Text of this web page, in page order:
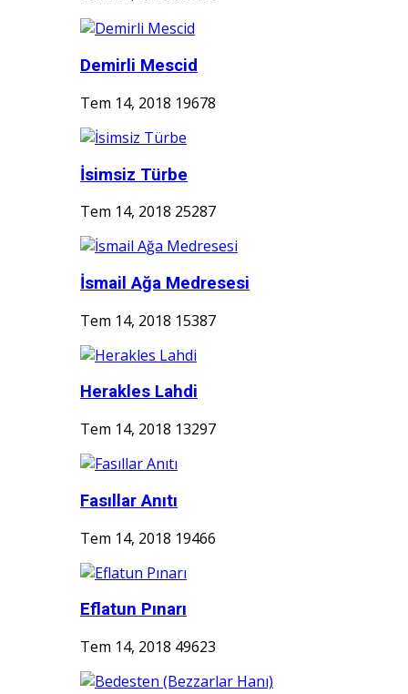
Demirli Mescid
Tem 14, 2018 19678
İsimsiz Türbe
Tem 14, 2018 25287
İsmail Ağa Medresesi
Tem 14, 2018 15387
Herakles Lahdi
Tem 14, 2018 13297
Fasıllar Anıtı
Tem 14, 2018 19466
Eflatun Pınarı
Tem 14, 2018 49623